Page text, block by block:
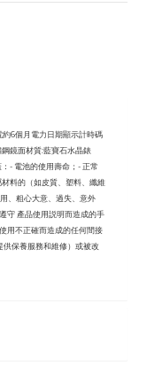
約6個月電力日期顯示計時碼
鏡面材質:藍寶石水晶錶
- 電池的使用壽命；- 正常
料的（如皮質、塑料、纖維
、粗心大意、過失、意外
守 產品使用説明而造成的手
用不正確而造成的任何間接
保養服務和維修）或被改